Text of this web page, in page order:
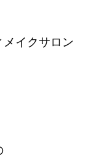
イクサロン